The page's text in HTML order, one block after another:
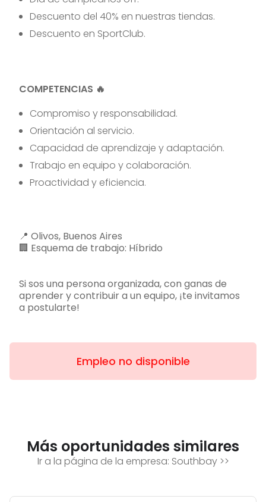
Descuento del 40% en nuestras tiendas.
Descuento en SportClub.
COMPETENCIAS 🔥
Compromiso y responsabilidad.
Orientación al servicio.
Capacidad de aprendizaje y adaptación.
Trabajo en equipo y colaboración.
Proactividad y eficiencia.
📍 Olivos, Buenos Aires
🏢​ Esquema de trabajo: Híbrido
Si sos una persona organizada, con ganas de
aprender y contribuir a un equipo, ¡te invitamos
a postularte!
Empleo no disponible
Más oportunidades similares
Ir a la página de la empresa: Southbay>>